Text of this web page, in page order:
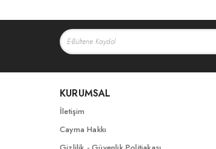
KURUMSAL
İletişim
Cayma Hakkı